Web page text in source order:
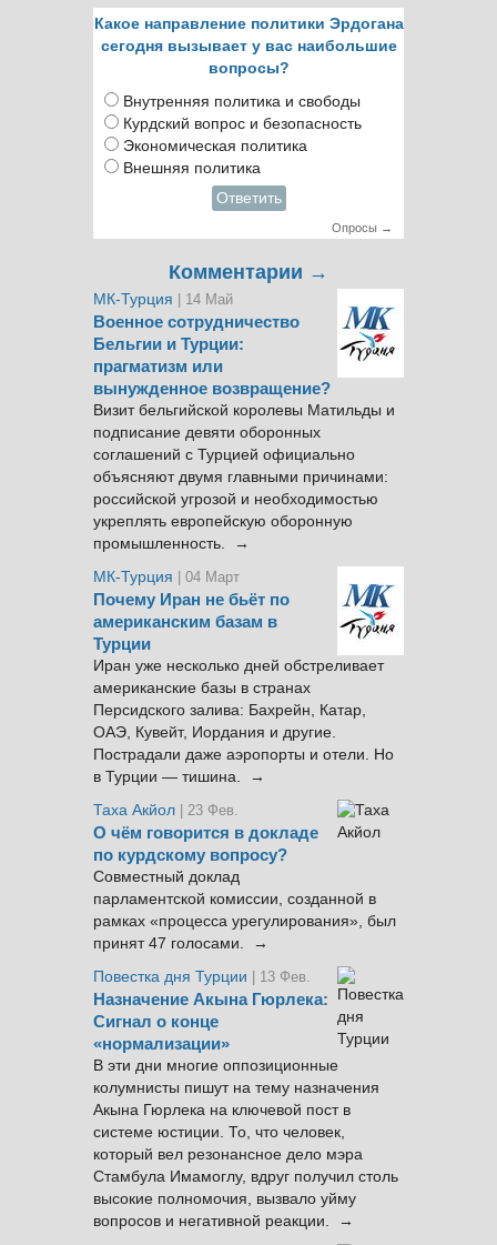
Какое направление политики Эрдогана
сегодня вызывает у вас наибольшие
вопросы?
Внутренняя политика и свободы
Курдский вопрос и безопасность
Экономическая политика
Внешняя политика
Ответить
Опросы →
Комментарии →
МК-Турция | 14 Май
Военное сотрудничество
Бельгии и Турции:
прагматизм или
вынужденное возвращение?
Визит бельгийской королевы Матильды и
подписание девяти оборонных
соглашений с Турцией официально
объясняют двумя главными причинами:
российской угрозой и необходимостью
укреплять европейскую оборонную
промышленность. →
МК-Турция
| 04 Март
Почему Иран не бьёт по
американским базам в
Турции
Иран уже несколько дней обстреливает
американские базы в странах
Персидского залива: Бахрейн, Катар,
ОАЭ, Кувейт, Иордания и другие.
Пострадали даже аэропорты и отели. Но
в Турции — тишина. →
Таха Акйол | 23 Фев.
О чём говорится в докладе
по курдскому вопросу?
Совместный доклад
парламентской комиссии, созданной в
рамках «процесса урегулирования», был
принят 47 голосами. →
Повестка дня Турции
| 13 Фев.
Назначение Акына Гюрлека:
Сигнал о конце
«нормализации»
В эти дни многие оппозиционные
колумнисты пишут на тему назначения
Акына Гюрлека на ключевой пост в
системе юстиции. То, что человек,
который вел резонансное дело мэра
Стамбула Имамоглу, вдруг получил столь
высокие полномочия, вызвало уйму
вопросов и негативной реакции. →